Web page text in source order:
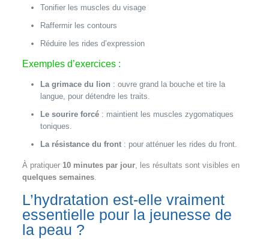
Tonifier les muscles du visage
Raffermir les contours
Réduire les rides d’expression
Exemples d’exercices :
La grimace du lion : ouvre grand la bouche et tire la
langue, pour détendre les traits.
Le sourire forcé: maintient les muscles zygomatiques
toniques.
La résistance du front: pour atténuer les rides du front.
À pratiquer 10 minutes par jour, les résultats sont visibles en
quelques semaines.
L’hydratation est-elle vraiment
essentielle pour la jeunesse de
la peau ?